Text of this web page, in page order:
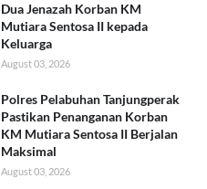
Dua Jenazah Korban KM
Mutiara Sentosa II kepada
Keluarga
August 03, 2026
Polres Pelabuhan Tanjungperak
Pastikan Penanganan Korban
KM Mutiara Sentosa II Berjalan
Maksimal
August 03, 2026